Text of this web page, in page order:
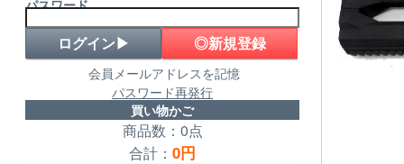
パスワード
◎新規登録
会員メールアドレスを記憶
パスワード再発行
買い物かご
商品数：0点
合計： 0円